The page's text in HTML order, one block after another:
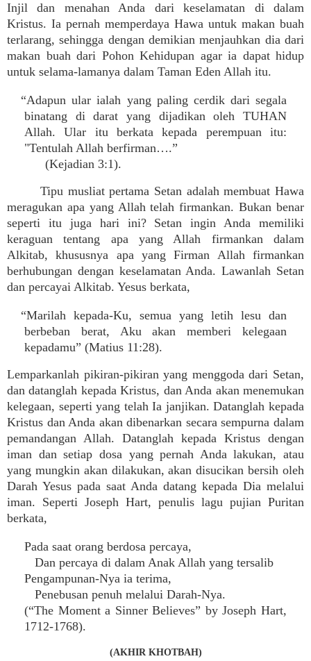
Injil dan menahan Anda dari keselamatan di dalam
Kristus. Ia pernah memperdaya Hawa untuk makan buah
terlarang, sehingga dengan demikian menjauhkan dia dari
makan buah dari Pohon Kehidupan agar ia dapat hidup
untuk selama-lamanya dalam Taman Eden Allah itu.
“Adapun ular ialah yang paling cerdik dari segala
binatang di darat yang dijadikan oleh TUHAN
Allah. Ular itu berkata kepada perempuan itu:
"Tentulah Allah berfirman….”
(Kejadian 3:1).
Tipu musliat pertama Setan adalah membuat Hawa
meragukan apa yang Allah telah firmankan. Bukan benar
seperti itu juga hari ini? Setan ingin Anda memiliki
keraguan tentang apa yang Allah firmankan dalam
Alkitab, khususnya apa yang Firman Allah firmankan
berhubungan dengan keselamatan Anda. Lawanlah Setan
dan percayai Alkitab. Yesus berkata,
“Marilah kepada-Ku, semua yang letih lesu dan
berbeban berat, Aku akan memberi kelegaan
kepadamu” (Matius 11:28).
Lemparkanlah pikiran-pikiran yang menggoda dari Setan,
dan datanglah kepada Kristus, dan Anda akan menemukan
kelegaan, seperti yang telah Ia janjikan. Datanglah kepada
Kristus dan Anda akan dibenarkan secara sempurna dalam
pemandangan Allah. Datanglah kepada Kristus dengan
iman dan setiap dosa yang pernah Anda lakukan, atau
yang mungkin akan dilakukan, akan disucikan bersih oleh
Darah Yesus pada saat Anda datang kepada Dia melalui
iman. Seperti Joseph Hart, penulis lagu pujian Puritan
berkata,
Pada saat orang berdosa percaya,
Dan percaya di dalam Anak Allah yang tersalib
Pengampunan-Nya ia terima,
Penebusan penuh melalui Darah-Nya.
(“The Moment a Sinner Believes” by Joseph Hart,
1712-1768).
(AKHIR KHOTBAH)